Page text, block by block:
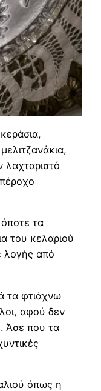
λαχταριστό
τα
του κελαριού
λογής από
τα φτιάχνω
αφού δεν
Άσε που τα
όπως η